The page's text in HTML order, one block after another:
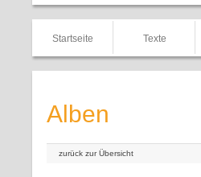
Startseite Texte
Alben
zurück zur Übersicht